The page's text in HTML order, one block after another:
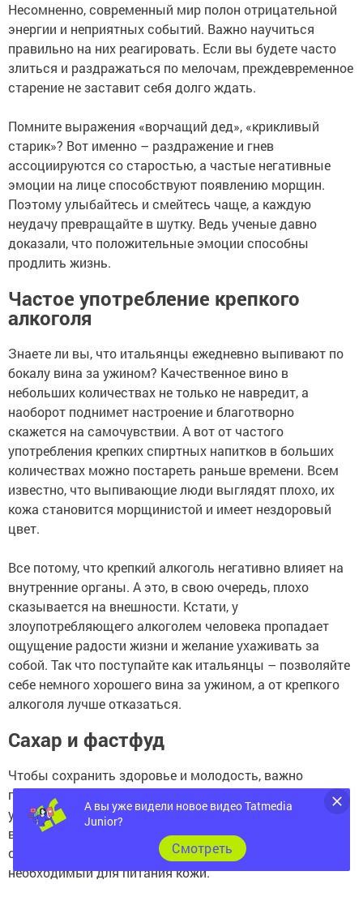
Несомненно, современный мир полон отрицательной
энергии и неприятных событий. Важно научиться
правильно на них реагировать. Если вы будете часто
злиться и раздражаться по мелочам, преждевременное
старение не заставит себя долго ждать.
Помните выражения «ворчащий дед», «крикливый
старик»? Вот именно – раздражение и гнев
ассоциируются со старостью, а частые негативные
эмоции на лице способствуют появлению морщин.
Поэтому улыбайтесь и смейтесь чаще, а каждую
неудачу превращайте в шутку. Ведь ученые давно
доказали, что положительные эмоции способны
продлить жизнь.
Частое употребление крепкого
алкоголя
Знаете ли вы, что итальянцы ежедневно выпивают по
бокалу вина за ужином? Качественное вино в
небольших количествах не только не навредит, а
наоборот поднимет настроение и благотворно
скажется на самочувствии. А вот от частого
употребления крепких спиртных напитков в больших
количествах можно постареть раньше времени. Всем
известно, что выпивающие люди выглядят плохо, их
кожа становится морщинистой и имеет нездоровый
цвет.
Все потому, что крепкий алкоголь негативно влияет на
внутренние органы. А это, в свою очередь, плохо
сказывается на внешности. Кстати, у
злоупотребляющего алкоголем человека пропадает
ощущение радости жизни и желание ухаживать за
собой. Так что поступайте как итальянцы – позволяйте
себе немного хорошего вина за ужином, а от крепкого
алкоголя лучше отказаться.
Сахар и фастфуд
Чтобы сохранить здоровье и молодость, важно
придерживаться разумного рациона питания. Если
употреблять много сахара, кожа будет иметь бледный
вид и станет сухой. Известно, что плохая еда и много
сладостей «вымывают» из организма коллаген,
необходимый для питания кожи.
А вы уже видели новое видео Tatmedia
Junior?
Cмотреть